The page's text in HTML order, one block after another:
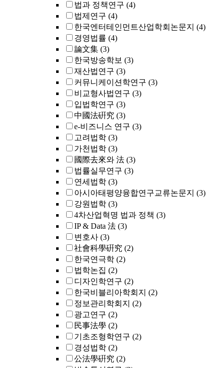
법과 정책연구 (4)
법제연구 (4)
한국엔터테인먼트산업학회논문지 (4)
경영법률 (4)
論文集 (3)
한국방송학보 (3)
재산법연구 (3)
커뮤니케이션학연구 (3)
비교형사법연구 (3)
입법학연구 (3)
中國法硏究 (3)
e-비즈니스 연구 (3)
고려법학 (3)
가천법학 (3)
國際去來와 法 (3)
법률실무연구 (3)
연세법학 (3)
아시아태평양융합연구교류논문지 (3)
강원법학 (3)
4차산업혁명 법과 정책 (3)
IP & Data 法 (3)
변호사 (3)
社會科學硏究 (2)
한국연극학 (2)
법학논집 (2)
디자인학연구 (2)
한국비블리아학회지 (2)
정보관리학회지 (2)
광고연구 (2)
民事法學 (2)
기초조형학연구 (2)
경성법학 (2)
公法學硏究 (2)